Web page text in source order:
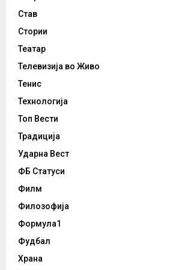
Став
Стории
Театар
Телевизија во Живо
Тенис
Технологија
Топ Вести
Традиција
Ударна Вест
ФБ Статуси
Филм
Филозофија
Формула1
Фудбал
Храна